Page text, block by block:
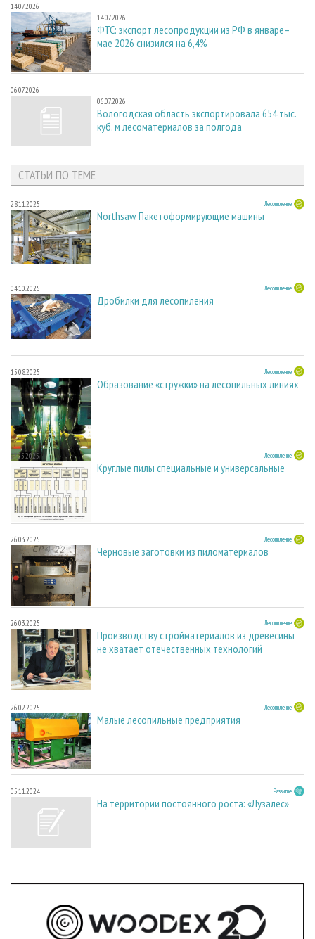
14.07.2026
14.07.2026
ФТС: экспорт лесопродукции из РФ в январе–
мае 2026 снизился на 6,4%
06.07.2026
06.07.2026
Вологодская область экспортировала 654 тыс.
куб. м лесоматериалов за полгода
СТАТЬИ ПО ТЕМЕ
28.11.2025 Лесопиление
Northsaw. Пакетоформирующие машины
04.10.2025 Лесопиление
Дробилки для лесопиления
15.08.2025 Лесопиление
Образование «стружки» на лесопильных линиях
27.05.2025 Лесопиление
Круглые пилы специальные и универсальные
26.03.2025 Лесопиление
Черновые заготовки из пиломатериалов
26.03.2025 Лесопиление
Производству стройматериалов из древесины
не хватает отечественных технологий
26.02.2025 Лесопиление
Малые лесопильные предприятия
05.11.2024 Развитие
На территории постоянного роста: «Лузалес»